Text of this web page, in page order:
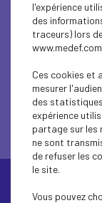
SOCIAL
l'expérience
des
traceurs) lors
Ces cookies et
mesurer
des
expérience
partage sur les
ne sont
de refuser les
le site.
Vous pouvez